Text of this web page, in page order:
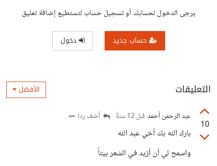
يرجى الدخول لحسابك أو تسجيل حساب لتستطيع إضافة تعليق
حساب جديد دخول
التعليقات الأفضل
10
عبد الرحمن أحمد قبل 12 سنةً أضف ردا
بارك الله بك أخي عبد الله
واسمح لي أن أزيد في الشعر بيتاً